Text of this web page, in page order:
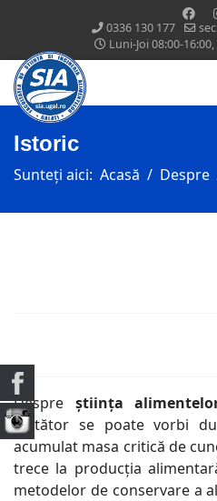
0336 130 177
Luni-Joi 08:00-
Istoric
Sunteți aici: Acasă Despre
Despre știința
stătător se poate vorbi
acumulat masa critică de
trece la producția
metodelor de conservare a